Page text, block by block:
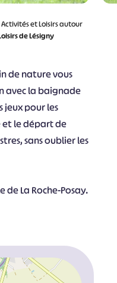
Activités et Loisirs autour
de Lésigny
de nature vous
avec la baignade
jeux pour les
le départ de
sans oublier les
La Roche-Posay.